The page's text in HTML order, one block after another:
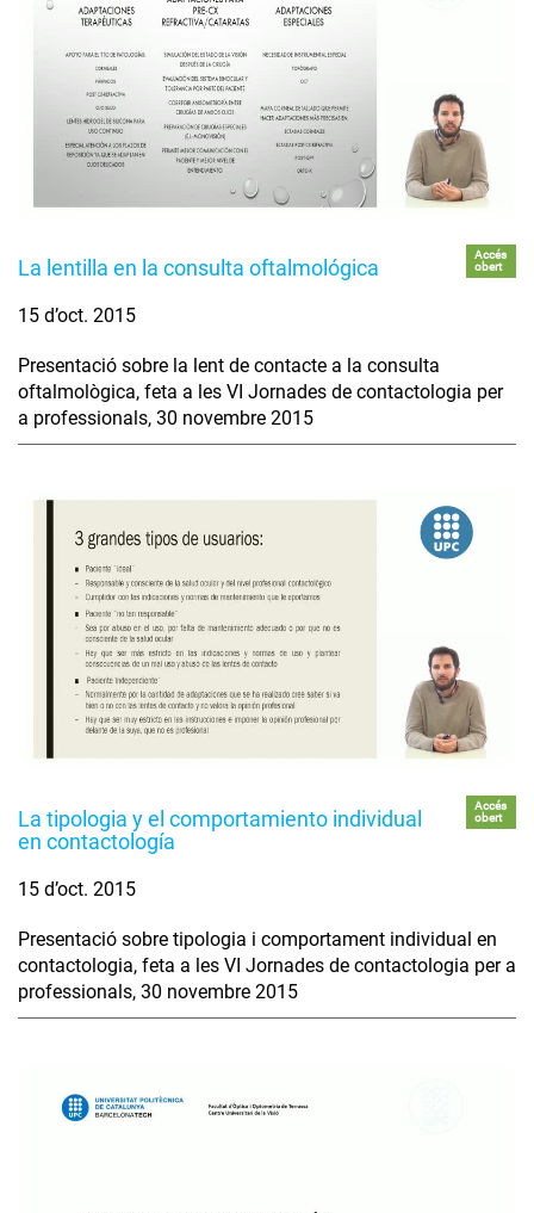
La lentilla en la consulta oftalmológica
Accés
obert
15 d’oct. 2015
Presentació sobre la lent de contacte a la consulta
oftalmològica, feta a les VI Jornades de contactologia per
a professionals, 30 novembre 2015
La tipologia y el comportamiento individual
en contactología
Accés
obert
15 d’oct. 2015
Presentació sobre tipologia i comportament individual en
contactologia, feta a les VI Jornades de contactologia per a
professionals, 30 novembre 2015